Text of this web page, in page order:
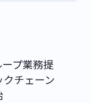
プ業務提
チェーン